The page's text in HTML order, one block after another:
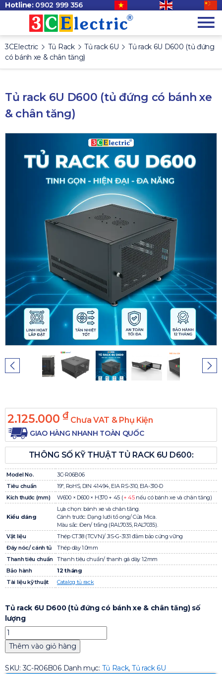
Hotline: 0902 999 356
3CElectric Tủ Rack Tủ rack 6U
Tủ rack 6U D600 (tủ đứng
có bánh xe & chân tăng)
Tủ rack 6U D600 (tủ đứng có bánh xe
& chân tăng)
2.125.000 ₫ Chưa VAT & Phụ Kiện
GIAO HÀNG NHANH TOÀN QUỐC
THÔNG SỐ KỸ THUẬT TỦ RACK 6U D600:
Model No.
3C-R06B06
Tiêu chuẩn
19″, RoHS, DIN 41494, EIA RS-310, EIA-310-D
Kích thước (mm)
W600 × D600 × H370 + 45 (+ 45nếu có bánh xe và chân tăng)
Kiểu dáng
Lựa chọn: bánh xe và chân tăng.
Cánh trước: Dạng lưới tổ ong/ Cửa Mica.
Màu sắc: Đen/ trắng (RAL7035, RAL7035).
Vật liệu
Thép CT38 (TCVN)/ JIS-G-3131 đảm bảo cứng vững
Đáy nóc/ cánh tủ
Thép dày 1.0mm
Thanh tiêu chuẩn
Thanh tiêu chuẩn/ thanh gá dày 1.2mm
Bảo hành
12 tháng
Tài liệu kỹ thuật
Catalog tủ rack
Tủ rack 6U D600 (tủ đứng có bánh xe & chân tăng) số
lượng
Thêm vào giỏ hàng
SKU:3C-R06B06 Danh mục: Tủ Rack, Tủ rack 6U